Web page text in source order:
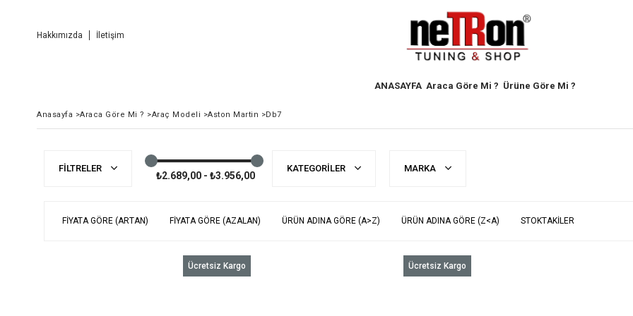
Hakkımızda İletişim
ANASAYFA Araca Göre Mi ? Ürüne Göre Mi ?
Anasayfa >Araca Göre Mi ? >Araç Modeli >Aston Martin >Db7
FILTRELER
₺2.689,00 - ₺3.956,00
KATEGORILER MARKA
FIYATA GÖRE (ARTAN) FIYATA GÖRE (AZALAN) ÜRÜN ADINA GÖRE (A>Z) ÜRÜN ADINA GÖRE (Z<A) STOKTAKILER
Ücretsiz Kargo Ücretsiz Kargo